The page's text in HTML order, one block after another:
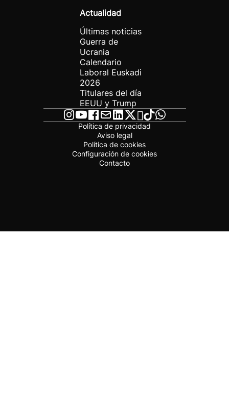
Actualidad
Últimas noticias
Guerra de
Ucrania
Calendario
Laboral Euskadi
2026
Titulares del día
EEUU y Trump
Política de privacidad
Aviso legal
Política de cookies
Configuración de cookies
Contacto